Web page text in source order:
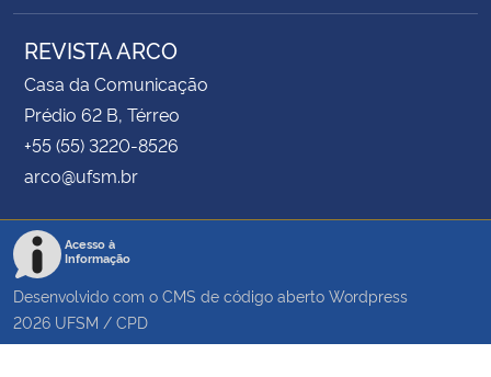
REVISTA ARCO
Casa da Comunicação
Prédio 62 B, Térreo
+55 (55) 3220-8526
arco@ufsm.br
Acesso à
Informação
Desenvolvido com o CMS de código aberto Wordpress
2026 UFSM / CPD